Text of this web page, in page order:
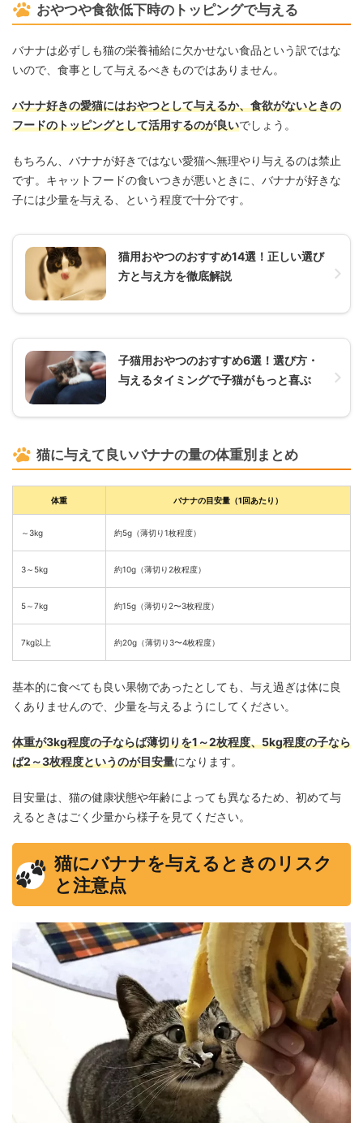
おやつや食欲低下時のトッピングで与える
バナナは必ずしも猫の栄養補給に欠かせない食品という訳ではな
いので、食事として与えるべきものではありません。
バナナ好きの愛猫にはおやつとして与えるか、食欲がないときの
フードのトッピングとして活用するのが良いでしょう。
もちろん、バナナが好きではない愛猫へ無理やり与えるのは禁止
です。キャットフードの食いつきが悪いときに、バナナが好きな
子には少量を与える、という程度で十分です。
猫用おやつのおすすめ14選！正しい選び
方と与え方を徹底解説
子猫用おやつのおすすめ6選！選び方・
与えるタイミングで子猫がもっと喜ぶ
猫に与えて良いバナナの量の体重別まとめ
体重 バナナの目安量（1回あたり）
～3kg 約5g（薄切り1枚程度）
3～5kg 約10g（薄切り2枚程度）
5～7kg 約15g（薄切り2〜3枚程度）
7kg以上 約20g（薄切り3〜4枚程度）
基本的に食べても良い果物であったとしても、与え過ぎは体に良
くありませんので、少量を与えるようにしてください。
体重が3kg程度の子ならば薄切りを1～2枚程度、5kg程度の子なら
ば2～3枚程度というのが目安量になります。
目安量は、猫の健康状態や年齢によっても異なるため、初めて与
えるときはごく少量から様子を見てください。
猫にバナナを与えるときのリスク
と注意点